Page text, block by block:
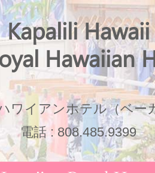
Kapalili Hawaii
Hawaiian
ワイアンホテル（ベー
電話 : 808.485.9399